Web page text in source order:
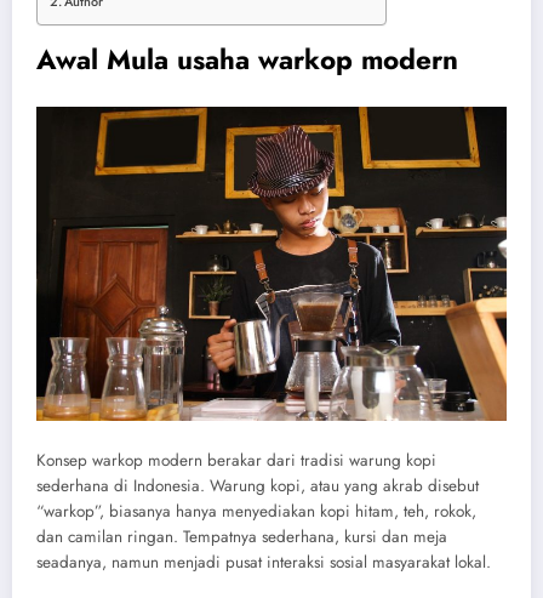
Awal Mula usaha warkop modern
Konsep warkop modern berakar dari tradisi warung kopi
sederhana di Indonesia. Warung kopi, atau yang akrab disebut
“warkop”, biasanya hanya menyediakan kopi hitam, teh, rokok,
dan camilan ringan. Tempatnya sederhana, kursi dan meja
seadanya, namun menjadi pusat interaksi sosial masyarakat lokal.